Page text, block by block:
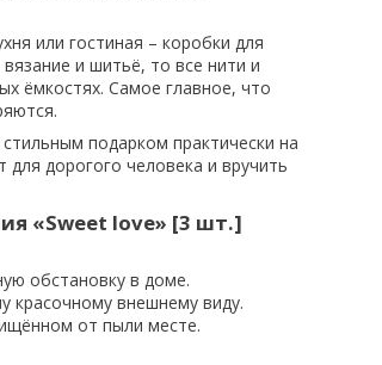
или гостиная – коробки для
и шитьё, то все нити и
ёмкостях. Самое главное, что
подарком практически на
дорогого человека и вручить
«Sweet love» [3 шт.]
обстановку в доме.
красочному внешнему виду.
от пыли месте.